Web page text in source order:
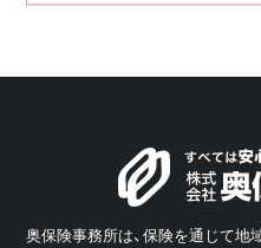
奥保険事務所は、保険を通じて地